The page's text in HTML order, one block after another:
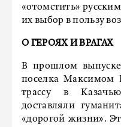
«отомстить»
их выбор в пользу
О ГЕРОЯХ И ВРАГАХ
В прошлом
поселка Максимом
трассу в
доставляли
«дорогой жизни».